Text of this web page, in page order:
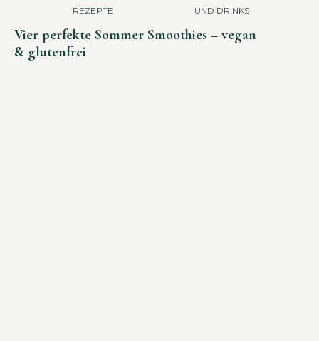
REZEPTE
UND DRINKS
Vier perfekte Sommer Smoothies – vegan
& glutenfrei